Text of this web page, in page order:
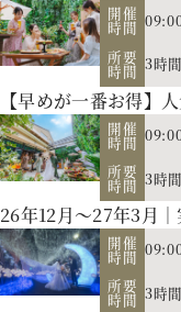
開催
時間
所要
時間 3時
【早めが一番お得】
開催
時間
所要
時間 3時
26年12月～27年3月
開催
時間
所要
時間 3時